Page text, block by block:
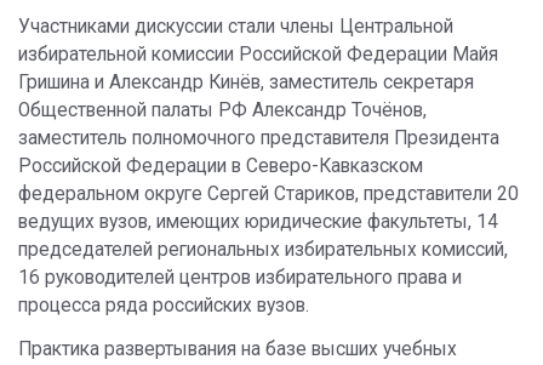
Участниками дискуссии стали члены Центральной
избирательной комиссии Российской Федерации Майя
Гришина и Александр Кинёв, заместитель секретаря
Общественной палаты РФ Александр Точёнов,
заместитель полномочного представителя Президента
Российской Федерации в Северо-Кавказском
федеральном округе Сергей Стариков, представители 20
ведущих вузов, имеющих юридические факультеты, 14
председателей региональных избирательных комиссий,
16 руководителей центров избирательного права и
процесса ряда российских вузов.
Практика развертывания на базе высших учебных